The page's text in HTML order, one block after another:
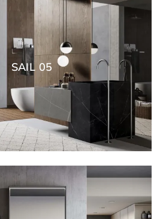
SAIL 05